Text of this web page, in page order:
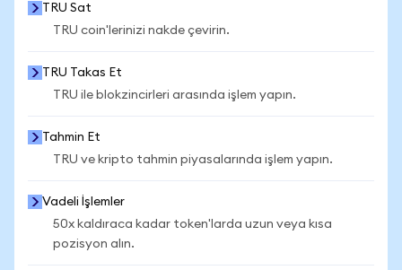
TRU Sat
TRU coin'lerinizi nakde çevirin.
TRU Takas Et
TRU ile blokzincirleri arasında işlem yapın.
Tahmin Et
TRU ve kripto tahmin piyasalarında işlem yapın.
Vadeli İşlemler
50x kaldıraca kadar token'larda uzun veya kısa
pozisyon alın.